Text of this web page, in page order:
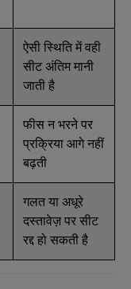
ऐसी स्थिति में वही
सीट अंतिम मानी
जाती है
फीस न भरने पर
प्रक्रिया आगे नहीं
बढ़ती
गलत या अधूरे
दस्तावेज़ पर सीट
रद्द हो सकती है